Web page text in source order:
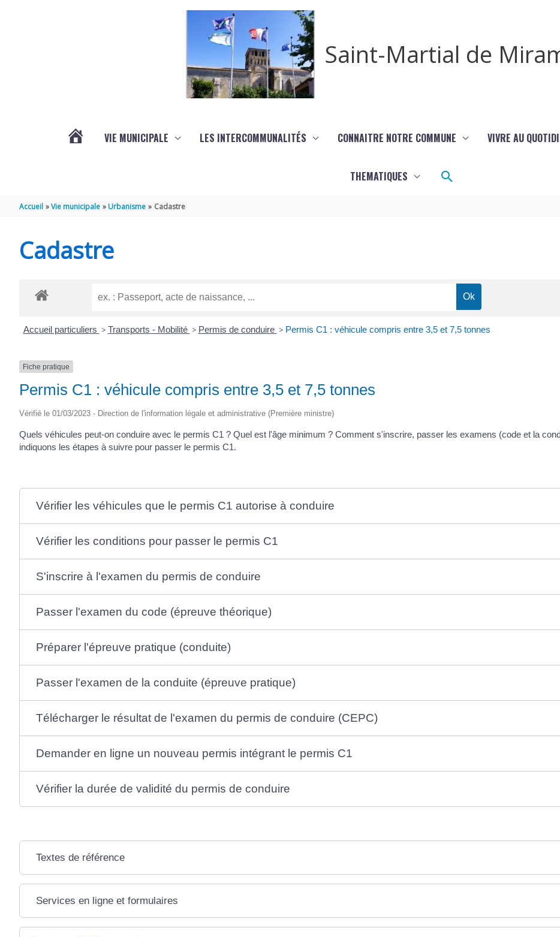
Saint-Martial de
VIE MUNICIPALE LES INTERCOMMUNALITÉS CONNAITRE NOTRE COMMUNE VIVRE AU
THEMATIQUES Rechercher
Accueil Vie municipale Urbanisme Cadastre
Cadastre
Accueil particuliers > Transports - Mobilité > Permis de conduire > Permis C1 : véhicule compris entre 3,5 et 7,5 tonnes
Fiche pratique
Permis C1 : véhicule compris entre 3,5 et 7,5 tonnes
Vérifié le 01/03/2023 - Direction de l'information légale et administrative (Première ministre)
Quels véhicules peut-on conduire avec le permis C1 ? Quel est l'âge minimum ? Comment s'inscrire, passer les examens (code et la
indiquons les étapes à suivre pour passer le permis C1.
Vérifier les véhicules que le permis C1 autorise à conduire
Vérifier les conditions pour passer le permis C1
S'inscrire à l'examen du permis de conduire
Passer l'examen du code (épreuve théorique)
Préparer l'épreuve pratique (conduite)
Passer l'examen de la conduite (épreuve pratique)
Télécharger le résultat de l'examen du permis de conduire (CEPC)
Demander en ligne un nouveau permis intégrant le permis C1
Vérifier la durée de validité du permis de conduire
Textes de référence
Services en ligne et formulaires